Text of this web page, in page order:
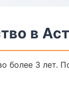
в
более 3 лет.